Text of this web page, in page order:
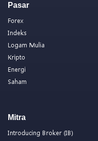
Pasar
Forex
Indeks
Logam Mulia
Kripto
Energi
Saham
Mitra
Introducing Broker (IB)